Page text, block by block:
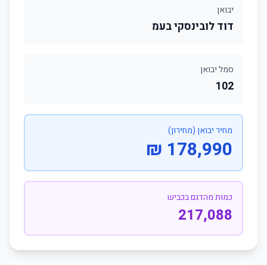
יבואן
דוד לובינסקי בעמ
סמל יבואן
102
מחיר יבואן (מחירון)
178,990 ₪
כמות מהדגם בכביש
217,088